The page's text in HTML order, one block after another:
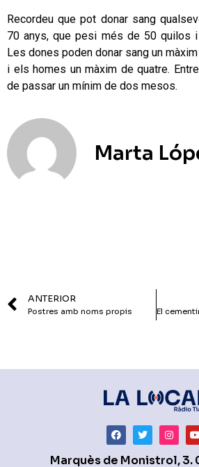
Recordeu que pot donar sang
70 anys, que pesi més de 50 quilos
Les dones poden donar sang un
i els homes un màxim de quatre.
de passar un mínim de dos mesos.
Marta
ANTERIOR
Postres amb noms propis
Marquès de Monistrol, 3.